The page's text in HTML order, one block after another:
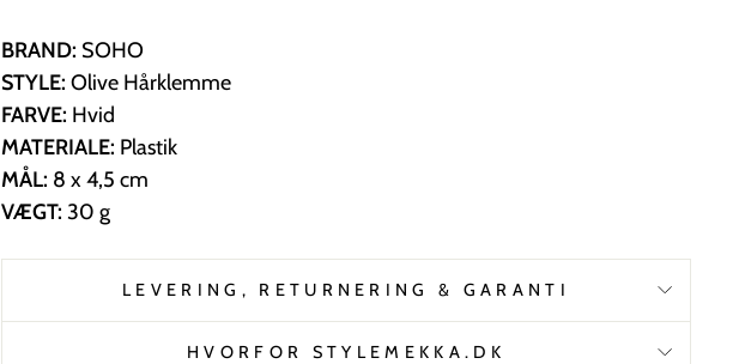
BRAND: SOHO
STYLE: Olive Hårklemme
FARVE: Hvid
MATERIALE: Plastik
MÅL: 8 x 4,5 cm
VÆGT: 30 g
LEVERING, RETURNERING & GARANTI
HVORFOR STYLEMEKKA.DK